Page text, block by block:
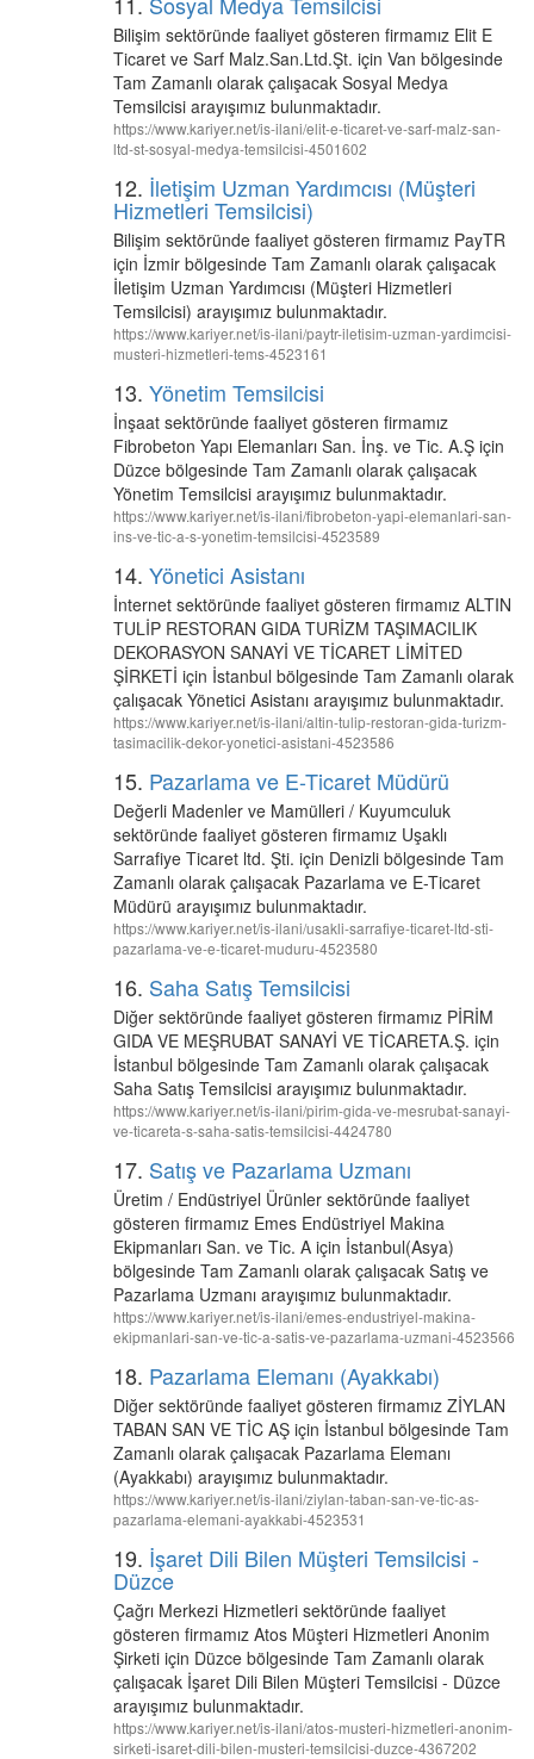
Bilişim sektöründe faaliyet gösteren firmamız Elit E
Ticaret ve Sarf Malz.San.Ltd.Şt. için Van bölgesinde
Tam Zamanlı olarak çalışacak Sosyal Medya
Temsilcisi arayışımız bulunmaktadır.
https://www.kariyer.net/is-ilani/elit-e-ticaret-ve-sarf-malz-san-
ltd-st-sosyal-medya-temsilcisi-4501602
12. İletişim Uzman Yardımcısı (Müşteri
Hizmetleri Temsilcisi)
Bilişim sektöründe faaliyet gösteren firmamız PayTR
için İzmir bölgesinde Tam Zamanlı olarak çalışacak
İletişim Uzman Yardımcısı (Müşteri Hizmetleri
Temsilcisi) arayışımız bulunmaktadır.
https://www.kariyer.net/is-ilani/paytr-iletisim-uzman-yardimcisi-
musteri-hizmetleri-tems-4523161
13. Yönetim Temsilcisi
İnşaat sektöründe faaliyet gösteren firmamız
Fibrobeton Yapı Elemanları San. İnş. ve Tic. A.Ş için
Düzce bölgesinde Tam Zamanlı olarak çalışacak
Yönetim Temsilcisi arayışımız bulunmaktadır.
https://www.kariyer.net/is-ilani/fibrobeton-yapi-elemanlari-san-
ins-ve-tic-a-s-yonetim-temsilcisi-4523589
14. Yönetici Asistanı
İnternet sektöründe faaliyet gösteren firmamız ALTIN
TULİP RESTORAN GIDA TURİZM TAŞIMACILIK
DEKORASYON SANAYİ VE TİCARET LİMİTED
ŞİRKETİ için İstanbul bölgesinde Tam Zamanlı olarak
çalışacak Yönetici Asistanı arayışımız bulunmaktadır.
https://www.kariyer.net/is-ilani/altin-tulip-restoran-gida-turizm-
tasimacilik-dekor-yonetici-asistani-4523586
15. Pazarlama ve E-Ticaret Müdürü
Değerli Madenler ve Mamülleri / Kuyumculuk
sektöründe faaliyet gösteren firmamız Uşaklı
Sarrafiye Ticaret ltd. Şti. için Denizli bölgesinde Tam
Zamanlı olarak çalışacak Pazarlama ve E-Ticaret
Müdürü arayışımız bulunmaktadır.
https://www.kariyer.net/is-ilani/usakli-sarrafiye-ticaret-ltd-sti-
pazarlama-ve-e-ticaret-muduru-4523580
16. Saha Satış Temsilcisi
Diğer sektöründe faaliyet gösteren firmamız PİRİM
GIDA VE MEŞRUBAT SANAYİ VE TİCARETA.Ş. için
İstanbul bölgesinde Tam Zamanlı olarak çalışacak
Saha Satış Temsilcisi arayışımız bulunmaktadır.
https://www.kariyer.net/is-ilani/pirim-gida-ve-mesrubat-sanayi-
ve-ticareta-s-saha-satis-temsilcisi-4424780
17. Satış ve Pazarlama Uzmanı
Üretim / Endüstriyel Ürünler sektöründe faaliyet
gösteren firmamız Emes Endüstriyel Makina
Ekipmanları San. ve Tic. A için İstanbul(Asya)
bölgesinde Tam Zamanlı olarak çalışacak Satış ve
Pazarlama Uzmanı arayışımız bulunmaktadır.
https://www.kariyer.net/is-ilani/emes-endustriyel-makina-
ekipmanlari-san-ve-tic-a-satis-ve-pazarlama-uzmani-4523566
18. Pazarlama Elemanı (Ayakkabı)
Diğer sektöründe faaliyet gösteren firmamız ZİYLAN
TABAN SAN VE TİC AŞ için İstanbul bölgesinde Tam
Zamanlı olarak çalışacak Pazarlama Elemanı
(Ayakkabı) arayışımız bulunmaktadır.
https://www.kariyer.net/is-ilani/ziylan-taban-san-ve-tic-as-
pazarlama-elemani-ayakkabi-4523531
19. İşaret Dili Bilen Müşteri Temsilcisi -
Düzce
Çağrı Merkezi Hizmetleri sektöründe faaliyet
gösteren firmamız Atos Müşteri Hizmetleri Anonim
Şirketi için Düzce bölgesinde Tam Zamanlı olarak
çalışacak İşaret Dili Bilen Müşteri Temsilcisi - Düzce
arayışımız bulunmaktadır.
https://www.kariyer.net/is-ilani/atos-musteri-hizmetleri-anonim-
sirketi-isaret-dili-bilen-musteri-temsilcisi-duzce-4367202